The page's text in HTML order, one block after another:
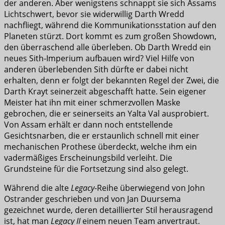
der anderen. Aber wenigstens schnappt sie sich Assams
Lichtschwert, bevor sie widerwillig Darth Wredd
nachfliegt, während die Kommunikationsstation auf den
Planeten stürzt. Dort kommt es zum großen Showdown,
den überraschend alle überleben. Ob Darth Wredd ein
neues Sith-Imperium aufbauen wird? Viel Hilfe von
anderen überlebenden Sith dürfte er dabei nicht
erhalten, denn er folgt der bekannten Regel der Zwei, die
Darth Krayt seinerzeit abgeschafft hatte. Sein eigener
Meister hat ihn mit einer schmerzvollen Maske
gebrochen, die er seinerseits an Yalta Val ausprobiert.
Von Assam erhält er dann noch entstellende
Gesichtsnarben, die er erstaunlich schnell mit einer
mechanischen Prothese überdeckt, welche ihm ein
vadermäßiges Erscheinungsbild verleiht. Die
Grundsteine für die Fortsetzung sind also gelegt.
Während die alteLegacy-Reihe überwiegend von John
Ostrander geschrieben und von Jan Duursema
gezeichnet wurde, deren detaillierter Stil herausragend
ist, hat man Legacy IIeinem neuen Team anvertraut.